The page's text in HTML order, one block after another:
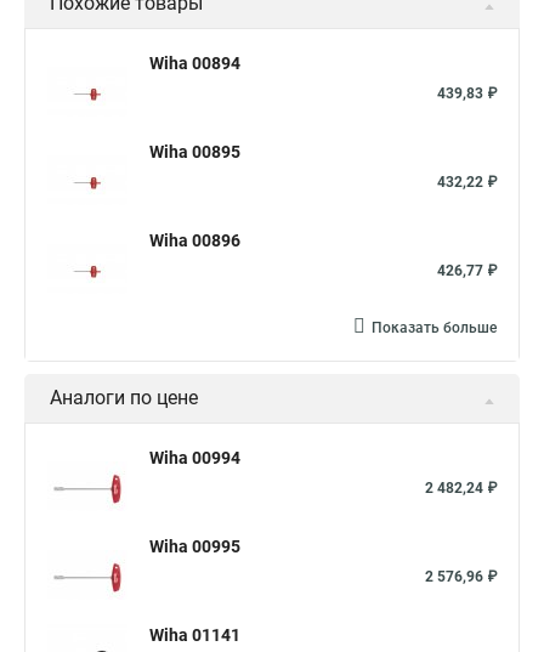
Wiha 00894
439,83 ₽
Wiha 00895
432,22 ₽
Wiha 00896
426,77 ₽
Показать больше
Аналоги по цене
Wiha 00994
2 482,24 ₽
Wiha 00995
2 576,96 ₽
Wiha 01141